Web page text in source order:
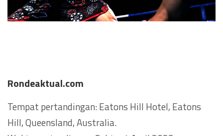
Rondeaktual.com
Tempat pertandingan: Eatons Hill Hotel, Eatons
Hill, Queensland, Australia.